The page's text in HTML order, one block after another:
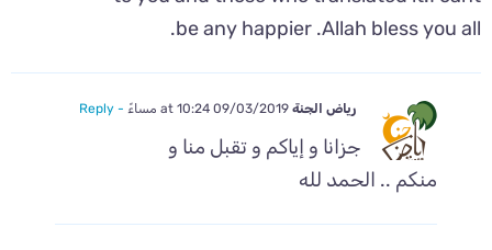
be any happier .Allah bless you all.
رياض الجنة09/03/2019 at 10:24 مساءً - Reply
جزانا و إياكم و تقبل منا و
منكم .. الحمد لله